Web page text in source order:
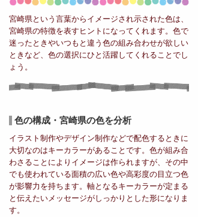
宮崎県という言葉からイメージされ示された色は、
宮崎県の特徴を表すヒントになってくれます。色で
迷ったときやいつもと違う色の組み合わせが欲しい
ときなど、色の選択にひと活躍してくれることでし
ょう。
色の構成・宮崎県の色を分析
イラスト制作やデザイン制作などで配色するときに
大切なのはキーカラーがあることです。色が組み合
わさることによりイメージは作られますが、その中
でも使われている面積の広い色や高彩度の目立つ色
が影響力を持ちます。軸となるキーカラーが定まる
と伝えたいメッセージがしっかりとした形になりま
す。